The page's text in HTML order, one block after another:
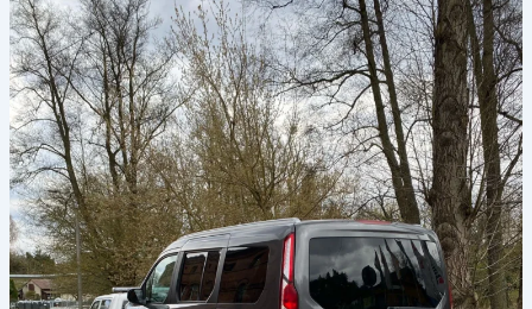
Najczęstsze
przyczyny
wezwania
naszej
pomocy
drogowej
w
Hannoverze